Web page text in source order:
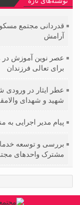
قدردانی مجتمع
آرامش
عصر نوین آموزش در
برای تعالی فرزندان
عطر ایثار در ورودی
شهید و شهدای
پیام مدیر اجرایی
بررسی و توسعه
مشترک واحدهای